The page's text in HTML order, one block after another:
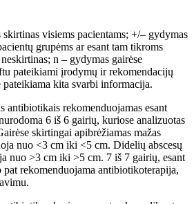
visiems pacientams; +/– gydymas
grupėms ar esant tam tikroms
n – gydymas gairėse
pateikiami įrodymų ir rekomendacijų
kita svarbi informacija.
antibiotikais rekomenduojamas esant
6 iš 6 gairių, kuriose analizuotas
skirtingai apibrėžiamas mažas
nuo <3 cm iki <5 cm. Didelių abscesų
nuo >3 cm iki >5 cm. 7 iš 7 gairių, esant
pat rekomenduojama antibiotikoterapija,